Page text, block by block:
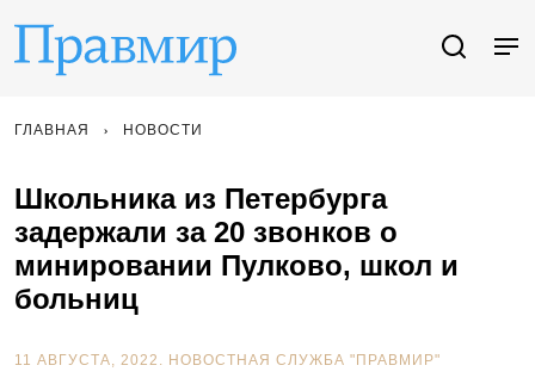
ГЛАВНАЯ НОВОСТИ
Школьника из Петербурга
задержали за 20 звонков о
минировании Пулково, школ и
больниц
11 АВГУСТА, 2022. НОВОСТНАЯ СЛУЖБА "ПРАВМИР"